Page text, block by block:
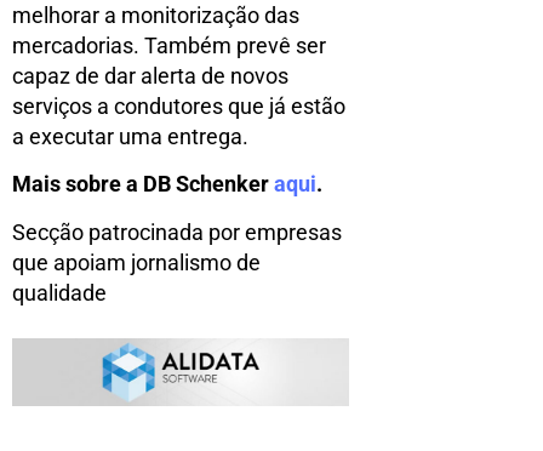
melhorar a monitorização das
mercadorias. Também prevê ser
capaz de dar alerta de novos
serviços a condutores que já estão
a executar uma entrega.
Mais sobre a DB Schenkeraqui.
Secção patrocinada por empresas
que apoiam jornalismo de
qualidade